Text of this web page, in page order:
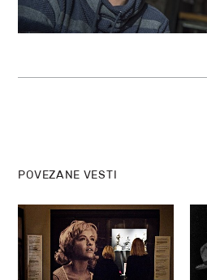
POVEZANE VESTI